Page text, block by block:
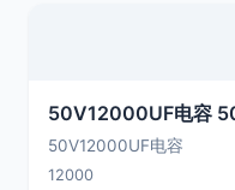
50V12000UF电容
50V12000UF电容
12000